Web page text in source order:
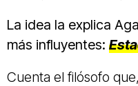
La idea la explica
más influyentes:
Cuenta el filósofo